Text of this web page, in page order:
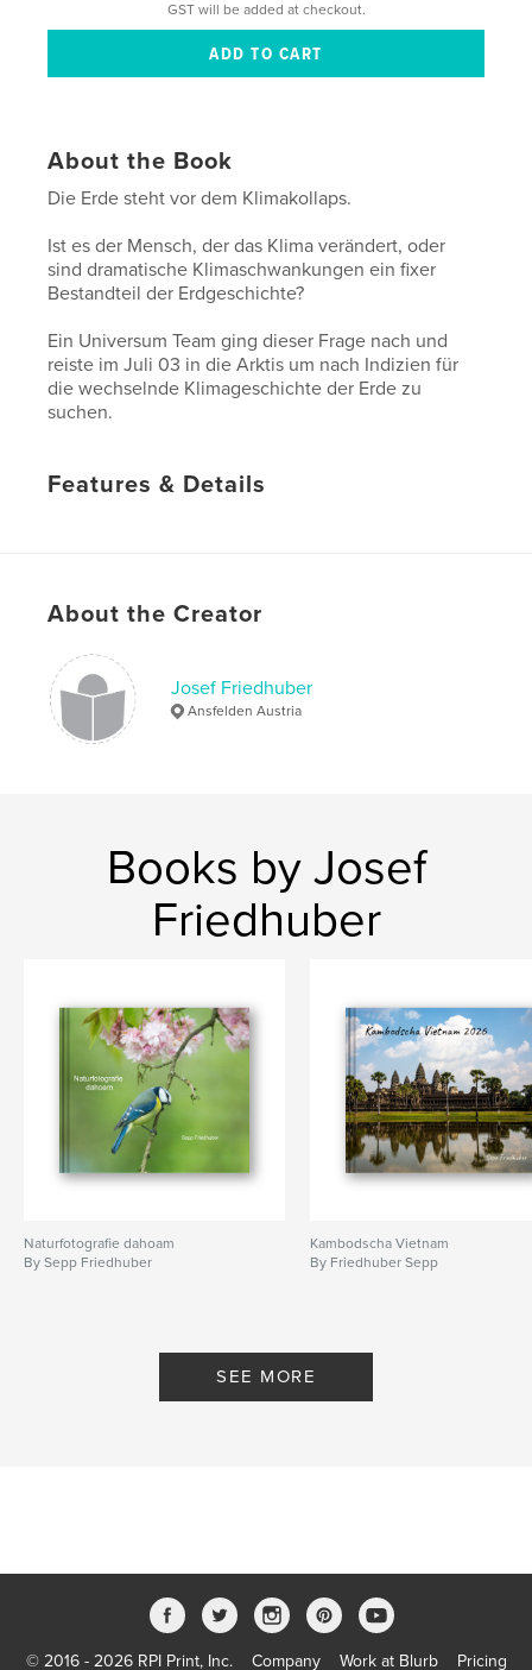
GST will be added at checkout.
About the Book
Die Erde steht vor dem Klimakollaps.
Ist es der Mensch, der das Klima verändert, oder
sind dramatische Klimaschwankungen ein fixer
Bestandteil der Erdgeschichte?
Ein Universum Team ging dieser Frage nach und
reiste im Juli 03 in die Arktis um nach Indizien für
die wechselnde Klimageschichte der Erde zu
suchen.
Features & Details
Publish Date:Jan 22, 2012
About the Creator
Josef Friedhuber
Ansfelden Austria
Books by Josef
Friedhuber
Naturfotografie dahoam
By Sepp Friedhuber
Kambodscha Vietnam
By Friedhuber Sepp
SEE MORE
© 2016 - 2026 RPI Print, Inc. Company Work at Blurb Pricing